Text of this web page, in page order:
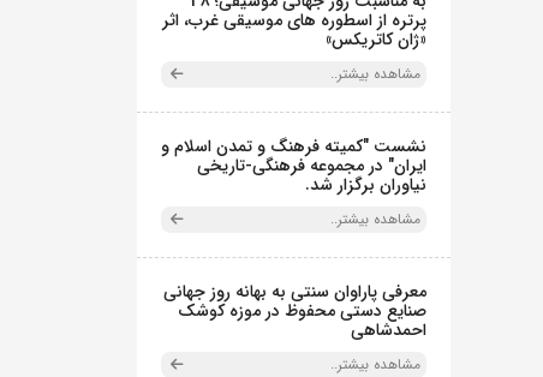
پرتره از اسطوره های موسیقی غرب، اثر
«ژان کاتریکس»
مشاهده بیشتر..
نشست "کمیته فرهنگ و تمدن اسلام و
ایران" در مجموعه فرهنگی‌-تاریخی
نیاوران برگزار شد.
مشاهده بیشتر..
معرفی پاراوان سنتی به بهانه روز جهانی
صنایع دستی محفوظ در موزه کوشک
احمدشاهی
مشاهده بیشتر..